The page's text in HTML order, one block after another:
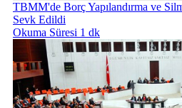
TBMM'de Borç Yapılandırma ve
Sevk Edildi
Okuma Süresi 1 dk